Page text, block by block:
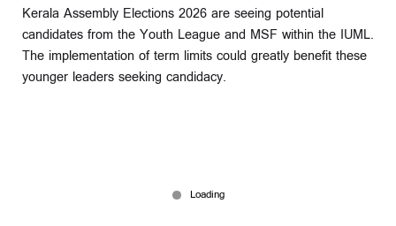
Kerala Assembly Elections 2026 are seeing potential
candidates from the Youth League and MSF within the IUML.
The implementation of term limits could greatly benefit these
younger leaders seeking candidacy.